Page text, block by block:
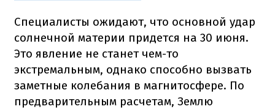
Специалисты ожидают, что основной удар
солнечной материи придется на 30 июня.
Это явление не станет чем-то
экстремальным, однако способно вызвать
заметные колебания в магнитосфере. По
предварительным расчетам, Землю